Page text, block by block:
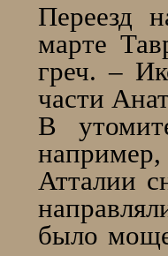
Переезд
марте
греч. –
части
В
Атталии
было